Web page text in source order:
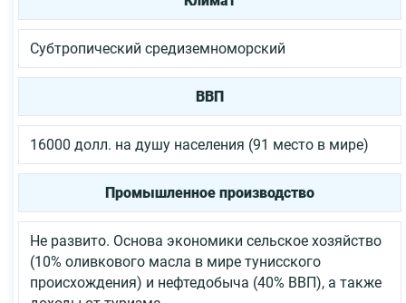
Субтропический средиземноморский
ВВП
16000 долл. на душу населения (91 место в мире)
Промышленное производство
Не развито. Основа экономики сельское хозяйство
(10% оливкового масла в мире тунисского
происхождения) и нефтедобыча (40% ВВП), а также